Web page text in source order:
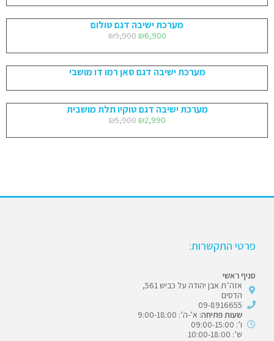
מערכת ישיבה דגם טולום
₪9,900 ₪6,900
מערכת ישיבה דגם סאן רמו דו מושבי
מערכת ישיבה דגם טוקיו תלת מושבית
₪5,900 ₪2,990
פרטי התקשרות:
סניף ראשי
אזה״ת אבן יהודה על כביש 561,
הדסים
09-8916655
שעות פתיחה: א’-ה’: 9:00-18:00
ו’: 09:00-15:00
ש’: 10:00-18:00